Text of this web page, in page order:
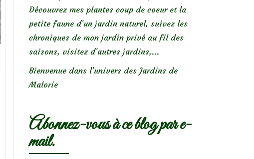
Découvrez mes plantes coup de coeur et la
petite faune d’un jardin naturel, suivez les
chroniques de mon jardin privé au fil des
saisons, visitez d’autres jardins,...
Bienvenue dans l’univers des Jardins de
Malorie
Abonnez-vous à ce blog par e-
mail.